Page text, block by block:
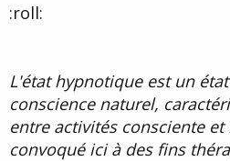
s
n
:roll:
L'état hypnotique est un
conscience naturel,
entre activités consciente
convoqué ici à des fins